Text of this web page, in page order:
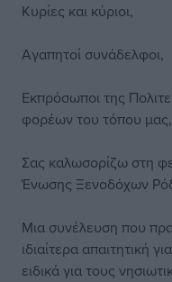
Κυρίες και κύριοι,
Αγαπητοί συνάδελφοι,
Εκπρόσωποι της
φορέων του τόπου μας,
Σας καλωσορίζω στη
Ένωσης Ξενοδόχων
Μια συνέλευση που
ιδιαίτερα απαιτητική
ειδικά για τους